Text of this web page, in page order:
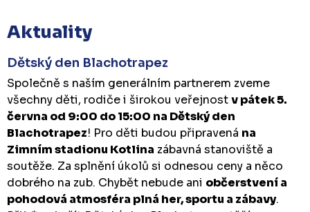
Aktuality
Dětský den Blachotrapez
Společně s naším generálním partnerem zveme
všechny děti, rodiče i širokou veřejnostv pátek 5.
června od 9:00 do 15:00 na Dětský den
Blachotrapez! Pro děti budou připravená na
Zimním stadionu Kotlina zábavná stanoviště a
soutěže. Za splnění úkolů si odnesou ceny a něco
dobrého na zub. Chybět nebude ani občerstvení a
pohodová atmosféra plná her, sportu a zábavy.